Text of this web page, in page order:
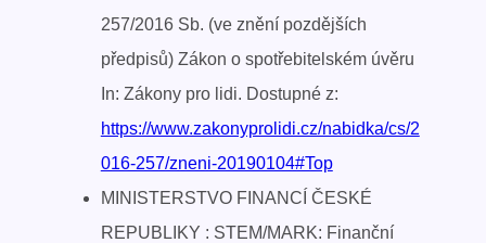
257/2016 Sb. (ve znění pozdějších
předpisů) Zákon o spotřebitelském úvěru
In: Zákony pro lidi. Dostupné z:
https://www.zakonyprolidi.cz/nabidka/cs/2
016-257/zneni-20190104#Top
MINISTERSTVO FINANCÍ ČESKÉ
REPUBLIKY : STEM/MARK: Finanční